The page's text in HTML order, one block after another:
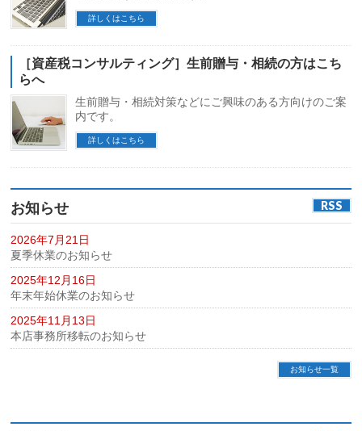
詳しくはこちら
［資産税コンサルティング］生前贈与・相続の方はこち
らへ
生前贈与・相続対策などにご興味のある方向けのご案
内です。
詳しくはこちら
お知らせ RSS
2026年7月21日
夏季休業のお知らせ
2025年12月16日
年末年始休業のお知らせ
2025年11月13日
本店事務所移転のお知らせ
お知らせ一覧